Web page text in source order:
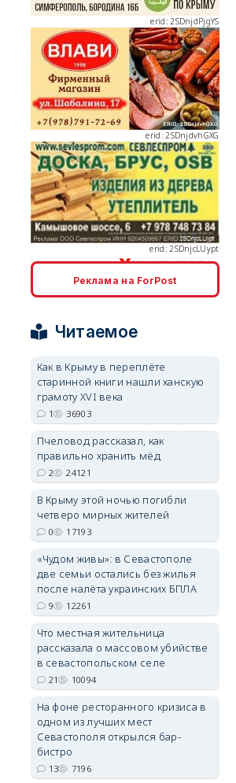
erid: 2SDnjdvhGXG
erid: 2SDnjcLUypt
erid: 2SDnjcrDNw6
erid: 2SDnjdvhGXG
Реклама на ForPost
Читаемое
Как в Крыму в переплёте
старинной книги нашли ханскую
грамоту XVI века
1 36903
Пчеловод рассказал, как
правильно хранить мёд
2 24121
В Крыму этой ночью погибли
четверо мирных жителей
0 17193
«Чудом живы»: в Севастополе
две семьи остались без жилья
после налёта украинских БПЛА
9 12261
Что местная жительница
рассказала о массовом убийстве
в севастопольском селе
21 10094
На фоне ресторанного кризиса в
одном из лучших мест
Севастополя открылся бар-
бистро
13 7196